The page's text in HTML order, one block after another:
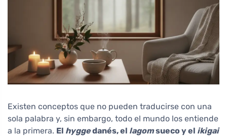
Existen conceptos que no pueden traducirse con una
sola palabra y, sin embargo, todo el mundo los entiende
a la primera. El hyggedanés, el lagomsueco y el ikigai